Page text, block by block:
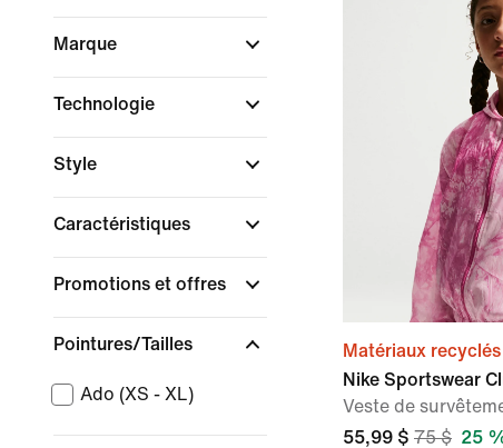
Marque
Technologie
Style
Caractéristiques
Promotions et offres
Pointures/Tailles
Ado (XS - XL)
Matériaux recyclés
Nike Sportswear
Veste de
55,99 $ 75 $ 25